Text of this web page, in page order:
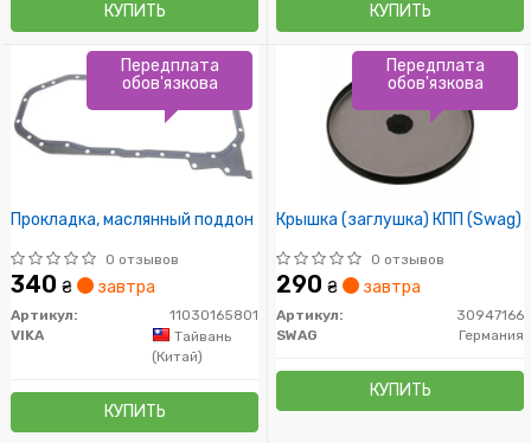
КУПИТЬ КУПИТЬ
Прокладка, маслянный поддон
0 отзывов
340 ₴ завтра
Артикул:
11030165801
VIKA
Тайвань
(Китай)
КУПИТЬ
Передплата
обов'язкова
Крышка (заглушка) КПП (Swag)
0 отзывов
290 ₴ завтра
Артикул:
30947166
SWAG
Германия
КУПИТЬ
Передплата
обов'язкова